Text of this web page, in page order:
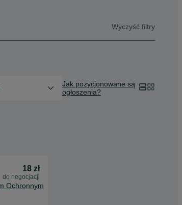
Wyczyść filtry
Jak pozycjonowane są
ogłoszenia?
18 zł
do negocjacji
Ochronnym